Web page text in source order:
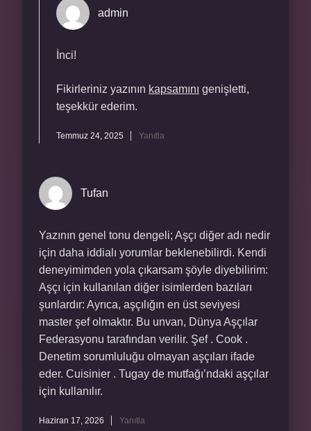
admin
İnci!
Fikirleriniz yazının kapsamını genişletti,
teşekkür ederim.
Temmuz 24, 2025 Yanıtla
Tufan
Yazının genel tonu dengeli; Aşçı diğer adı nedir
için daha iddialı yorumlar beklenebilirdi. Kendi
deneyimimden yola çıkarsam şöyle diyebilirim:
Aşçı için kullanılan diğer isimlerden bazıları
şunlardır: Ayrıca, aşçılığın en üst seviyesi
master şef olmaktır. Bu unvan, Dünya Aşçılar
Federasyonu tarafından verilir. Şef . Cook .
Denetim sorumluluğu olmayan aşçıları ifade
eder. Cuisinier . Tugay de mutfağı’ndaki aşçılar
için kullanılır.
Haziran 17, 2026 Yanıtla